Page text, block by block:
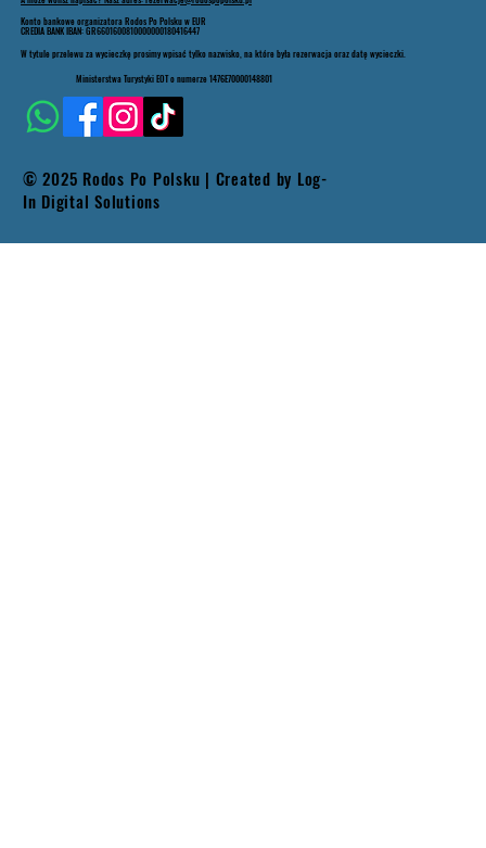
Ministerstwa Turystyki EOT o numerze 1476E70000148801
Konto bankowe organizatora Rodos Po Polsku w EUR
CREDIA BANK IBAN: GR6601600810000000180416447
W tytule przelewu za wycieczkę prosimy wpisać tylko nazwisko, na które była rezerwacja oraz datę wycieczki.
© 2025 Rodos Po Polsku | Created by Log-
In Digital Solutions